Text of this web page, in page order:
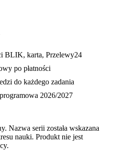
BLIK, karta, Przelewy24
po płatności
do każdego zadania
2026/2027
Nazwa serii została wskazana
nauki. Produkt nie jest